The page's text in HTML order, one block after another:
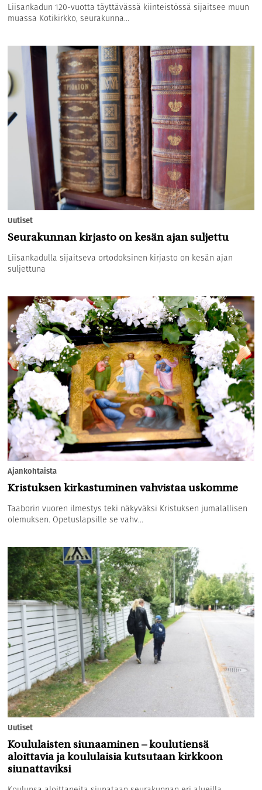
Liisankadun 120-vuotta täyttävässä kiinteistössä sijaitsee muun
muassa Kotikirkko, seurakunna...
Uutiset
Seurakunnan kirjasto on kesän ajan suljettu
Liisankadulla sijaitseva ortodoksinen kirjasto on kesän ajan
suljettuna
Ajankohtaista
Kristuksen kirkastuminen vahvistaa uskomme
Taaborin vuoren ilmestys teki näkyväksi Kristuksen jumalallisen
olemuksen. Opetuslapsille se vahv...
Uutiset
Koululaisten siunaaminen – koulutiensä
aloittavia ja koululaisia kutsutaan kirkkoon
siunattaviksi